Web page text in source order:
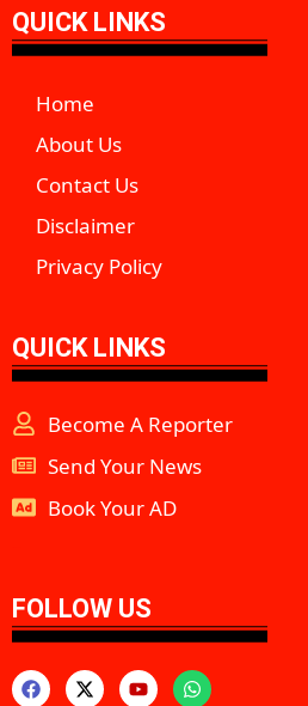
QUICK LINKS
Home
About Us
Contact Us
Disclaimer
Privacy Policy
QUICK LINKS
Become A Reporter
Send Your News
Book Your AD
FOLLOW US